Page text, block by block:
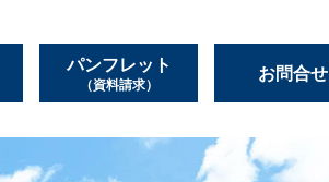
パンフレット
（資料請求）
お問合せ